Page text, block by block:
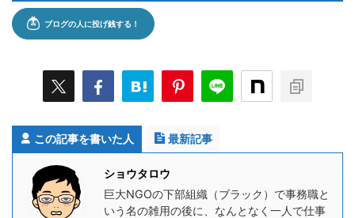
この記事を書いた人 最新記事
ショウタロウ
巨大NGOの下部組織（ブラック）で事務職と
いう名の雑用の後に、なんとなく一人で仕事